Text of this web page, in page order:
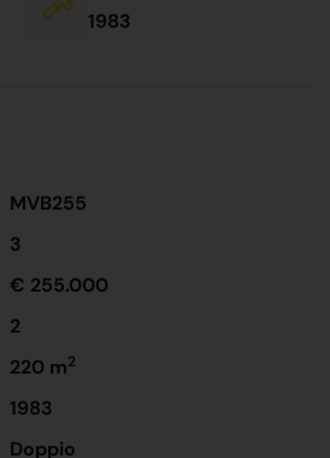
1983
MVB255
3
€ 255.000
2
220 m2
1983
Doppio